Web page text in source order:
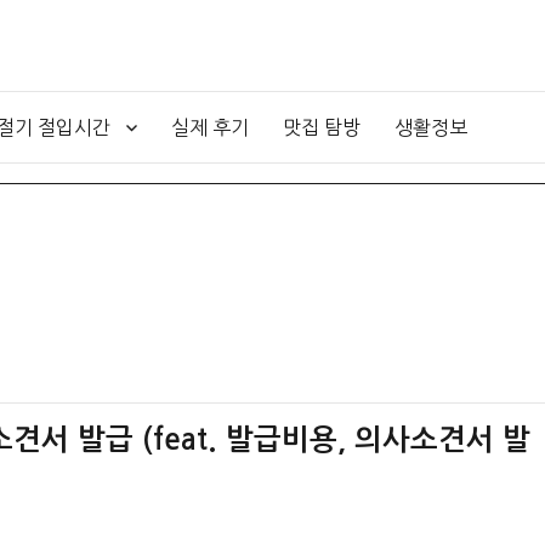
기 절입시간 실제 후기 맛집 탐방 생활정보
견서 발급 (feat. 발급비용, 의사소견서 발